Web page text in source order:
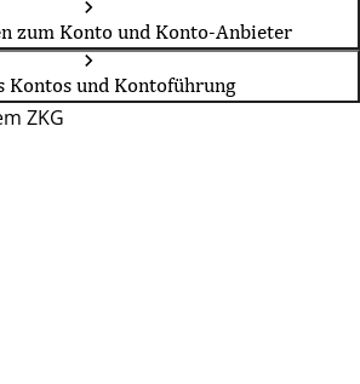
zum Konto und Konto-Anbieter
Kontos und Kontoführung
ZKG